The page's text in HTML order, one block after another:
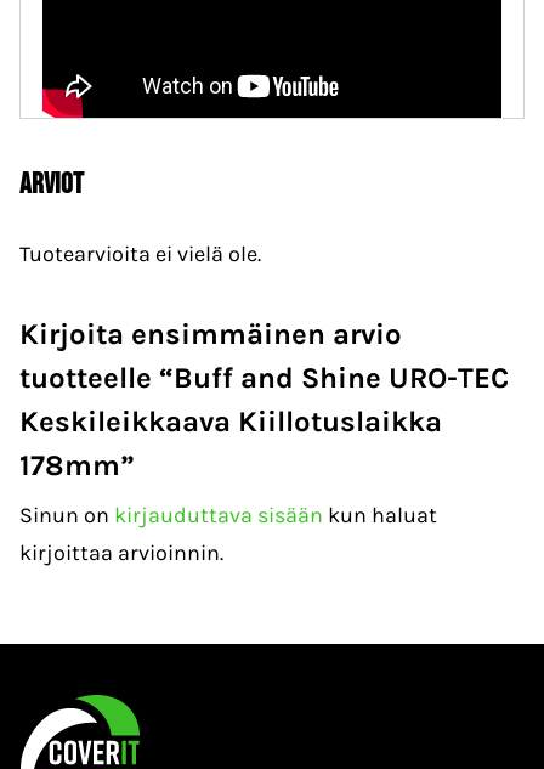
Arviot
Tuotearvioita ei vielä ole.
Kirjoita ensimmäinen arvio
tuotteelle “Buff and Shine URO-TEC
Keskileikkaava Kiillotuslaikka
178mm”
Sinun on kirjauduttava sisään kun haluat
kirjoittaa arvioinnin.